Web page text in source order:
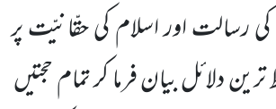
کی رسالت اور اسلام کی حقّانیّت پر
دلائل بیان فرما کر تمام حجتیں